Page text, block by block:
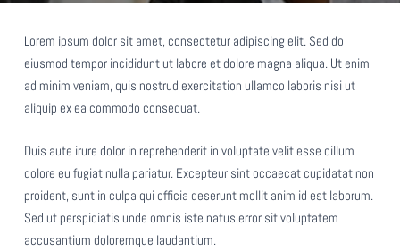
Lorem ipsum dolor sit amet, consectetur adipiscing elit. Sed do
eiusmod tempor incididunt ut labore et dolore magna aliqua. Ut enim
ad minim veniam, quis nostrud exercitation ullamco laboris nisi ut
aliquip ex ea commodo consequat.
Duis aute irure dolor in reprehenderit in voluptate velit esse cillum
dolore eu fugiat nulla pariatur. Excepteur sint occaecat cupidatat non
proident, sunt in culpa qui officia deserunt mollit anim id est laborum.
Sed ut perspiciatis unde omnis iste natus error sit voluptatem
accusantium doloremque laudantium.